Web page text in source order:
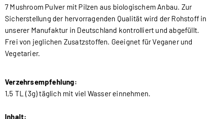
7 Mushroom Pulver mit Pilzen aus biologischem Anbau. Zur
Sicherstellung der hervorragenden Qualität wird der Rohstoff in
unserer Manufaktur in Deutschland kontrolliert und abgefüllt.
Frei von jeglichen Zusatzstoffen. Geeignet für Veganer und
Vegetarier.
Verzehrsempfehlung:
1,5 TL (3g) täglich mit viel Wasser einnehmen.
Inhalt: